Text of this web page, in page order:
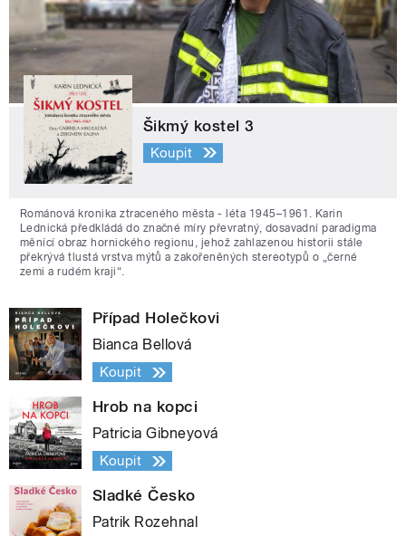
Šikmý kostel 3
Koupit
Románová kronika ztraceného města - léta 1945–1961. Karin
Lednická předkládá do značné míry převratný, dosavadní paradigma
měnící obraz hornického regionu, jehož zahlazenou historii stále
překrývá tlustá vrstva mýtů a zakořeněných stereotypů o „černé
zemi a rudém kraji“.
Případ Holečkovi
Bianca Bellová
Koupit
Hrob na kopci
Patricia Gibneyová
Koupit
Sladké Česko
Patrik Rozehnal